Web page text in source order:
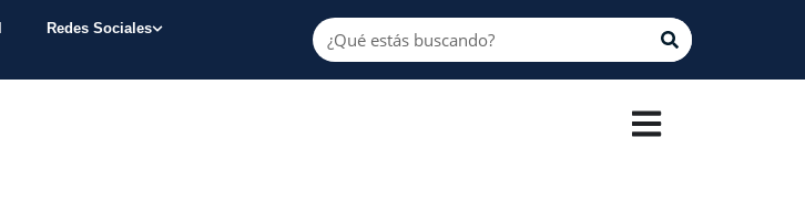
Redes Sociales